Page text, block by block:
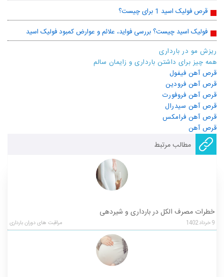
قرص فولیک اسید 1 برای چیست؟
فولیک اسید چیست؟ بررسی فواید، علائم و عوارض کمبود فولیک اسید
ریزش مو در بارداری
همه چیز برای داشتن بارداری و زایمان سالم
قرص آهن فیفول
قرص آهن فرودین
قرص آهن فروفورت
قرص آهن سیدرال
قرص آهن فرامکس
قرص آهن
مطالب مرتبط
خطرات مصرف الکل در بارداری و شیردهی
9خرداد1402 مراقبت های دوران بارداری